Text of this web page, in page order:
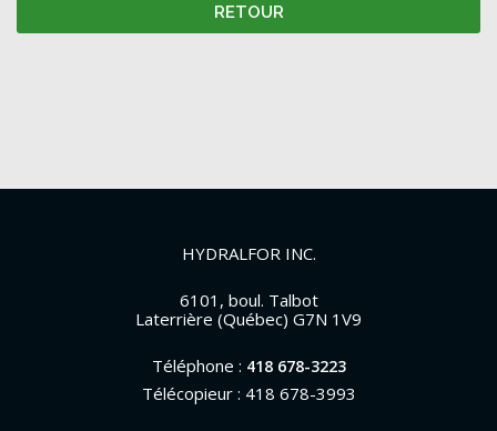
RETOUR
HYDRALFOR INC.
6101, boul. Talbot
Laterrière (Québec) G7N 1V9
Téléphone : 418 678-3223
Télécopieur : 418 678-3993